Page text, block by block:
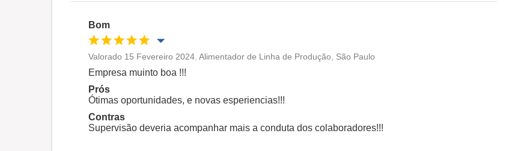
Bom
Oportunidade de promoção
Ambiente de trabalho Benefícios
Recomenda esta empresa Recomenda a diretoria
Valorado 15 Fevereiro 2024. Alimentador de Linha de Produção, São Paulo
Empresa muinto boa !!!
Prós
Ótimas oportunidades, e novas esperiencias!!!
Contras
Supervisão deveria acompanhar mais a conduta dos colaboradores!!!